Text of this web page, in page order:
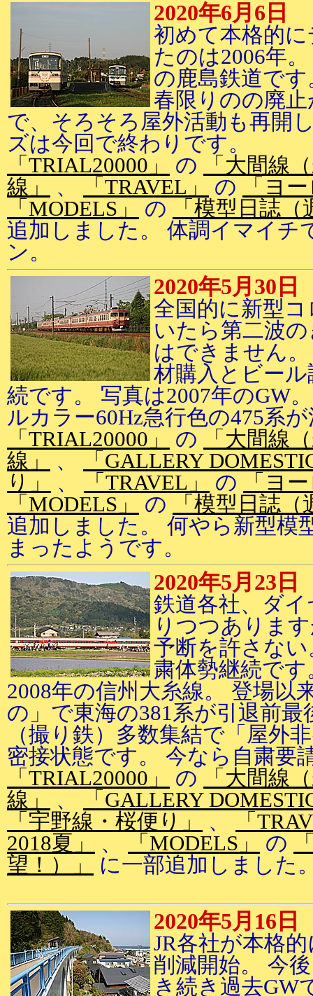
2020年6月6日
初めて本格的
たのは2006年
の鹿島鉄道で
春限りのの廃
で、そろそろ屋外活動も再開
ズは今回で終わりです。
「TRIAL20000」
の
「大間線
線」
、 「TRAVEL」 の
「ヨ
「MODELS」
の
「模型日誌
追加しました。 体調イマイチ
ン。
2020年5月30日
全国的に新型
いたら第二波
はできません
材購入とビー
続です。 写真は2007年のGW
ルカラー60Hz急行色の475系
「TRIAL20000」
の
「大間線
線」
、
「GALLERY
り」
、 「TRAVEL」 の
「ヨ
「MODELS」
の
「模型日誌
追加しました。 何やら新型模
まったようです。
2020年5月23日
鉄道各社、ダ
りつつありま
予断を許さな
粛体勢継続で
2008年の信州大糸線。 登場以
の」で東海の381系が引退前
（撮り鉄）多数集結で「屋外
密接状態です。 今なら自粛要
「TRIAL20000」
の
「大間線
線」
、
「GALLERY
「宇野線・桜便り」
、
「
2018夏」
、 「MODELS」 の
望！）」
に一部追加しました
2020年5月16日
JR各社が本格
削減開始。 今
き続き過去GW